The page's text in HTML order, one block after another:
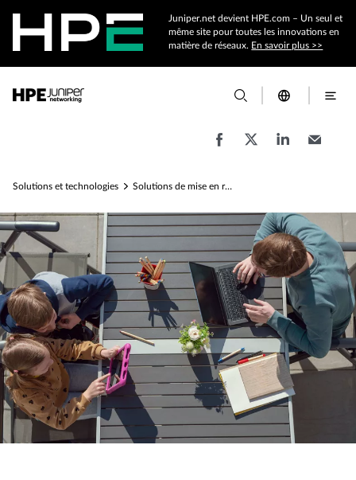
Juniper.net devient HPE.com – Un seul et
même site pour toutes les innovations en
matière de réseaux. En savoir plus >>
Solutions et technologies Solutions de mise en réseau pour le secteur de l'enseignement